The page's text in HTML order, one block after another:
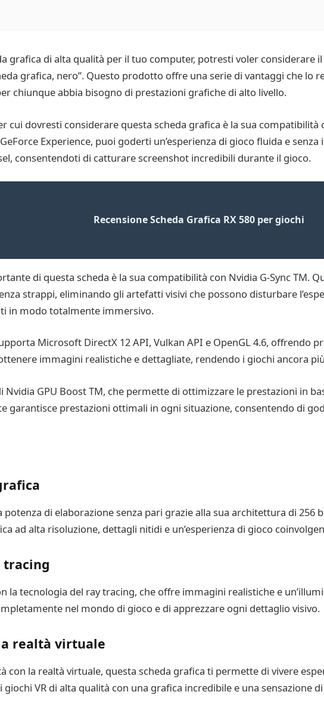
grafica di alta qualità per il tuo computer, potresti voler considerare il
grafica, nero”. Questo prodotto offre una serie di vantaggi che lo
chiunque abbia bisogno di prestazioni grafiche di alto livello.
cui dovresti considerare questa scheda grafica è la sua
Experience, puoi goderti un’esperienza di gioco fluida e
consentendoti di catturare screenshot incredibili durante il gioco.
Recensione Scheda Grafica RX 580 per giochi
di questa scheda è la sua compatibilità con Nvidia G-Sync TM.
strappi, eliminando gli artefatti visivi che possono disturbare
in modo totalmente immersivo.
Microsoft DirectX 12 API, Vulkan API e OpenGL 4.6, offrendo
immagini realistiche e dettagliate, rendendo i giochi ancora
Nvidia GPU Boost TM, che permette di ottimizzare le prestazioni in
garantisce prestazioni ottimali in ogni situazione, consentendo di
di elaborazione senza pari grazie alla sua architettura di 256
ad alta risoluzione, dettagli nitidi e un’esperienza di gioco
tracing
la tecnologia del ray tracing, che offre immagini realistiche e
nel mondo di gioco e di apprezzare ogni dettaglio visivo.
realtà virtuale
con la realtà virtuale, questa scheda grafica ti permette di vivere
VR di alta qualità con una grafica incredibile e una sensazione